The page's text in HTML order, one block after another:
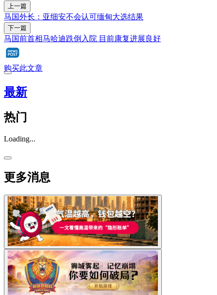
上一篇
马国外长：亚细安不会认可缅甸大选结果
下一篇
马国前首相马哈迪跌倒入院 目前康复进展良好
购买此文章
最新
热门
Loading...
更多消息